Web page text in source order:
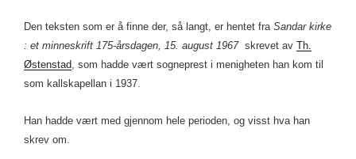
Den teksten som er å finne der, så langt, er hentet fra Sandar kirke
: et minneskrift 175-årsdagen, 15. august 1967 skrevet av Th.
Østenstad, som hadde vært sogneprest i menigheten han kom til
som kallskapellan i 1937.
Han hadde vært med gjennom hele perioden, og visst hva han
skrev om.